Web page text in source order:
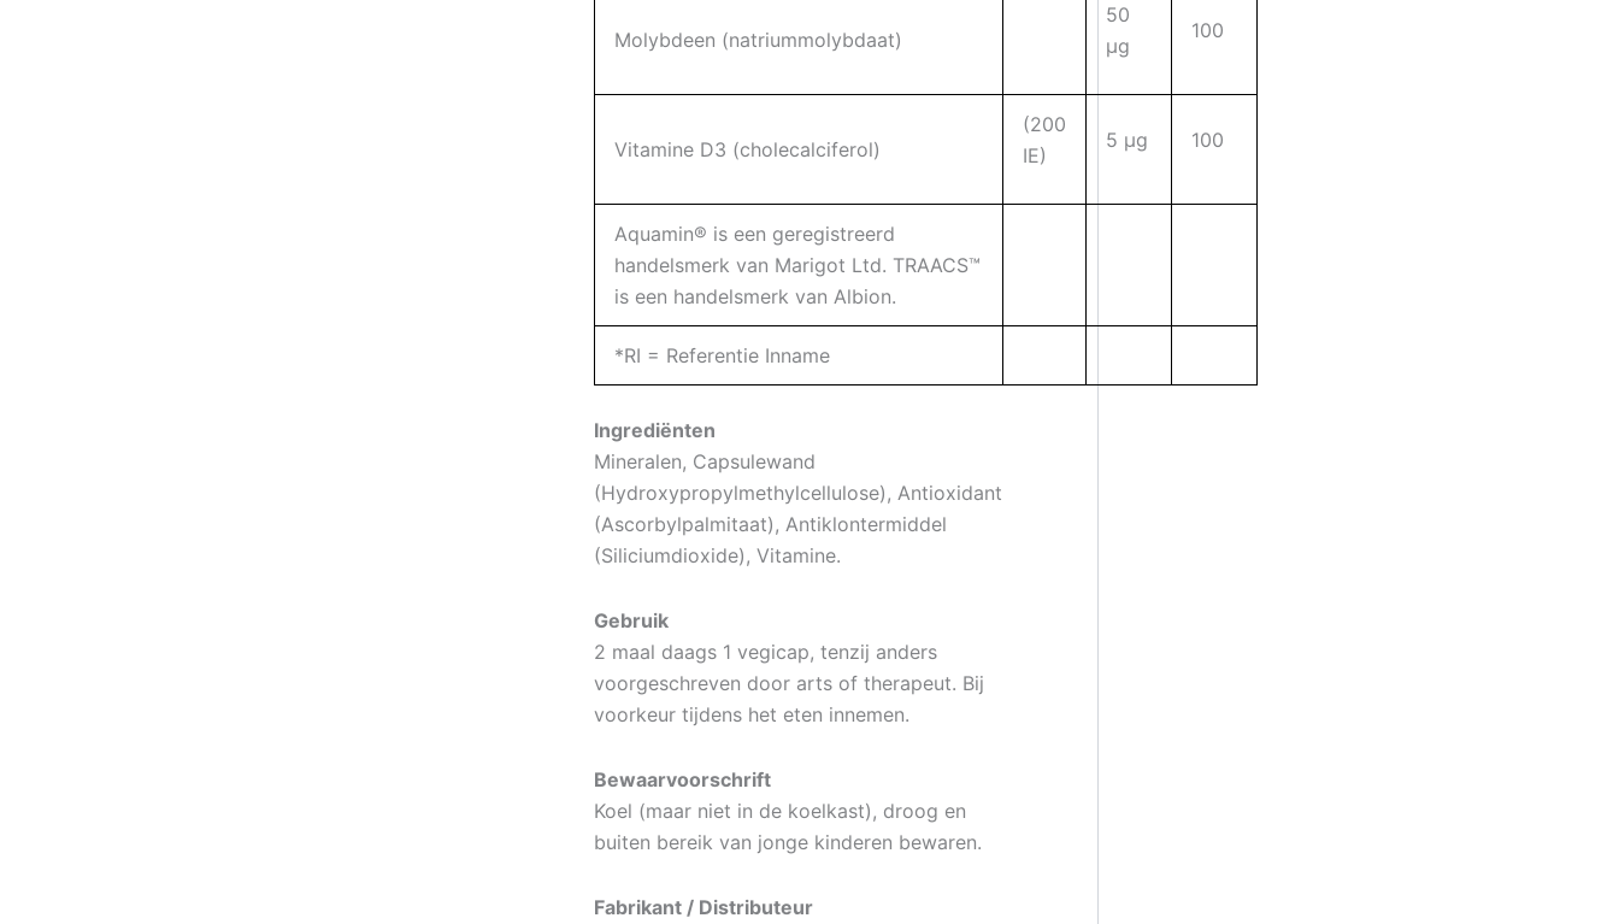
Molybdeen (natriummolybdaat)
50
µg
100
Vitamine D3 (cholecalciferol)
(200
IE)
5 µg 100
Aquamin® is een geregistreerd
handelsmerk van Marigot Ltd. TRAACS™
is een handelsmerk van Albion.
*RI = Referentie Inname
Ingrediënten
Mineralen, Capsulewand
(Hydroxypropylmethylcellulose), Antioxidant
(Ascorbylpalmitaat), Antiklontermiddel
(Siliciumdioxide), Vitamine.
Gebruik
2 maal daags 1 vegicap, tenzij anders
voorgeschreven door arts of therapeut. Bij
voorkeur tijdens het eten innemen.
Bewaarvoorschrift
Koel (maar niet in de koelkast), droog en
buiten bereik van jonge kinderen bewaren.
Fabrikant / Distributeur